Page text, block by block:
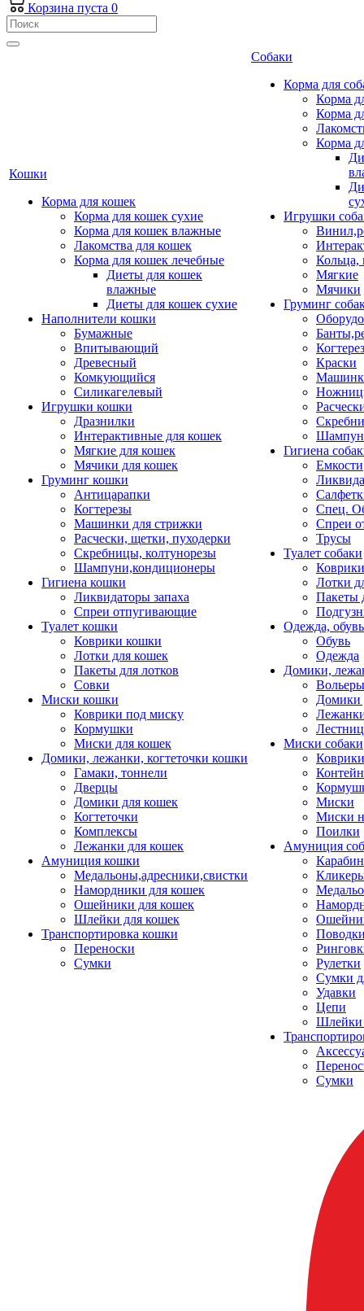
Корзина пуста 0
Кошки
Корма для кошек
Корма для кошек сухие
Корма для кошек влажные
Лакомства для кошек
Корма для кошек лечебные
Диеты для кошек
влажные
Диеты для кошек сухие
Наполнители кошки
Бумажные
Впитывающий
Древесный
Комкующийся
Силикагелевый
Игрушки кошки
Дразнилки
Интерактивные для кошек
Мягкие для кошек
Мячики для кошек
Груминг кошки
Антицарапки
Когтерезы
Машинки для стрижки
Расчески, щетки, пуходерки
Скребницы, колтунорезы
Шампуни,кондиционеры
Гигиена кошки
Ликвидаторы запаха
Спреи отпугивающие
Туалет кошки
Коврики кошки
Лотки для кошек
Пакеты для лотков
Совки
Миски кошки
Коврики под миску
Кормушки
Миски для кошек
Домики, лежанки, когтеточки кошки
Гамаки, тоннели
Дверцы
Домики для кошек
Когтеточки
Комплексы
Лежанки для кошек
Амуниция кошки
Медальоны,адресники,свистки
Намордники для кошек
Ошейники для кошек
Шлейки для кошек
Транспортировка кошки
Переноски
Сумки
Собаки
Корма для
Корма
Корма
Корма
Игрушки
Кольца,
Мягкие
Мячики
Груминг
Краски
Гигиена
Емкости
Спец.
Спреи
Трусы
Туалет собаки
Коврики
Лотки
Пакеты
Одежда, обувь
Обувь
Одежда
Домики,
Домики
Миски собаки
Миски
Миски
Поилки
Амуниция
Рулетки
Сумки
Удавки
Цепи
Шлейки
Сумки